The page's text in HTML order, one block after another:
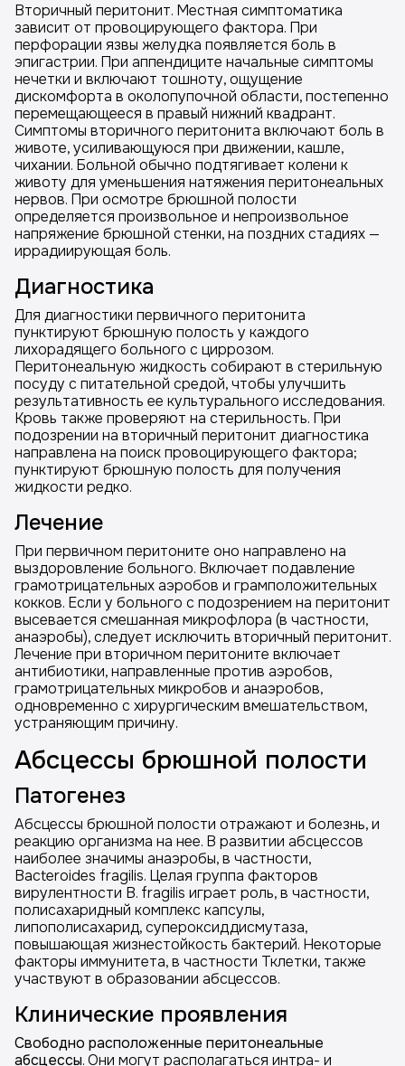
Вторичный перитонит. Местная симптоматика
зависит от провоцирующего фактора. При
перфорации язвы желудка появляется боль в
эпигастрии. При аппендиците начальные симптомы
нечетки и включают тошноту, ощущение
дискомфорта в околопупочной области, постепенно
перемещающееся в правый нижний квадрант.
Симптомы вторичного перитонита включают боль в
животе, усиливающуюся при движении, кашле,
чихании. Больной обычно подтягивает колени к
животу для уменьшения натяжения перитонеальных
нервов. При осмотре брюшной полости
определяется произвольное и непроизвольное
напряжение брюшной стенки, на поздних стадиях —
иррадиирующая боль.
Диагностика
Для диагностики первичного перитонита
пунктируют брюшную полость у каждого
лихорадящего больного с циррозом.
Перитонеальную жидкость собирают в стерильную
посуду с питательной средой, чтобы улучшить
результативность ее культурального исследования.
Кровь также проверяют на стерильность. При
подозрении на вторичный перитонит диагностика
направлена на поиск провоцирующего фактора;
пунктируют брюшную полость для получения
жидкости редко.
Лечение
При первичном перитоните оно направлено на
выздоровление больного. Включает подавление
грамотрицательных аэробов и грамположительных
кокков. Если у больного с подозрением на перитонит
высевается смешанная микрофлора (в частности,
анаэробы), следует исключить вторичный перитонит.
Лечение при вторичном перитоните включает
антибиотики, направленные против аэробов,
грамотрицательных микробов и анаэробов,
одновременно с хирургическим вмешательством,
устраняющим причину.
Абсцессы брюшной полости
Патогенез
Абсцессы брюшной полости отражают и болезнь, и
реакцию организма на нее. В развитии абсцессов
наиболее значимы анаэробы, в частности,
Bacteroides fragilis. Целая группа факторов
вирулентности В. fragilis играет роль, в частности,
полисахаридный комплекс капсулы,
липополисахарид, супероксиддисмутаза,
повышающая жизнестойкость бактерий. Некоторые
факторы иммунитета, в частности Тклетки, также
участвуют в образовании абсцессов.
Клинические проявления
Свободно расположенные перитонеальные
абсцессы. Они могут располагаться интра- и